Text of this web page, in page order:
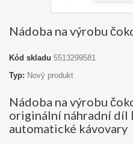
Nádoba na výrobu
Kód skladu 5513299581
Typ: Nový produkt
Nádoba na výrobu
originální náhradní díl
automatické kávovary